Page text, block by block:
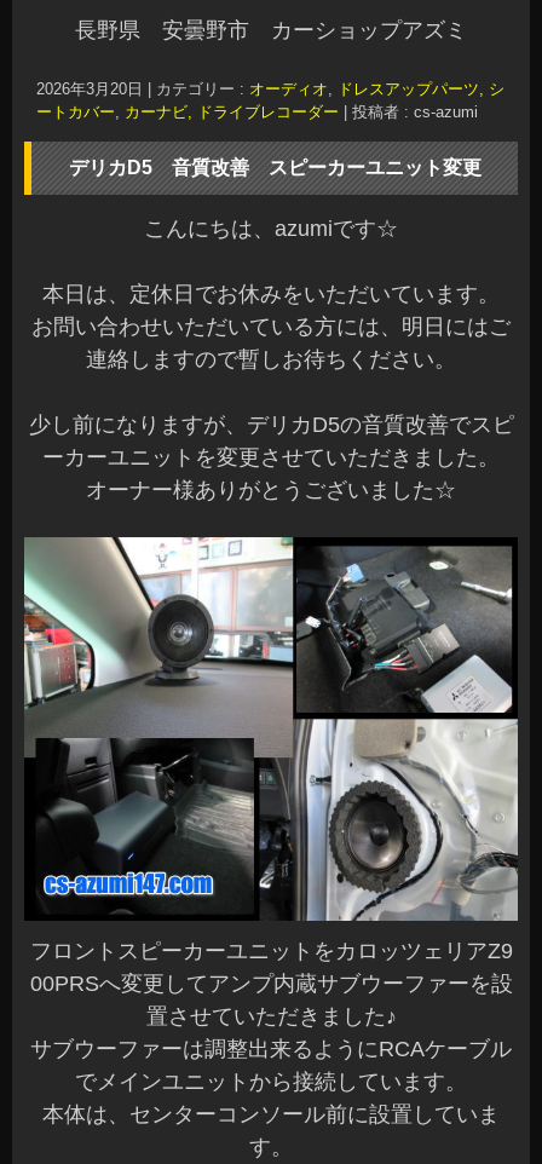
長野県 安曇野市 カーショップアズミ
2026年3月20日 カテゴリー : オーディオ, ドレスアップパーツ, シ
ートカバー, カーナビ, ドライブレコーダー 投稿者 : cs-azumi
デリカD5 音質改善 スピーカーユニット変更
こんにちは、azumiです☆
本日は、定休日でお休みをいただいています。
お問い合わせいただいている方には、明日にはご
連絡しますので暫しお待ちください。
少し前になりますが、デリカD5の音質改善でスピ
ーカーユニットを変更させていただきました。
オーナー様ありがとうございました☆
フロントスピーカーユニットをカロッツェリアZ9
00PRSへ変更してアンプ内蔵サブウーファーを設
置させていただきました♪
サブウーファーは調整出来るようにRCAケーブル
でメインユニットから接続しています。
本体は、センターコンソール前に設置していま
す。